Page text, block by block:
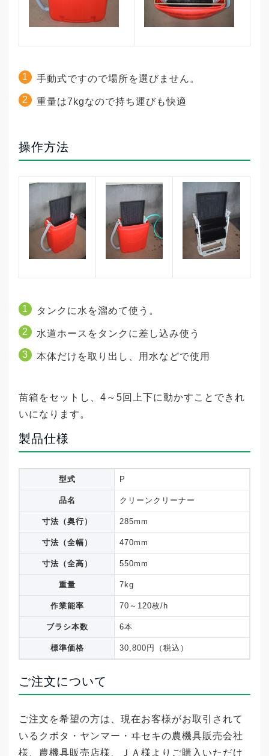
手動式ですので場所を選びません。
重量は7kgなので持ち運びも快適
操作方法
タンクに水を溜めて使う。
水道ホースをタンクに差し込み使う
本体だけを取り出し、用水などで使用
苗箱をセットし、4～5回上下に動かすことできれ
いになります。
製品仕様
型式 P
品名 クリーンクリーナー
寸法（奥行） 285mm
寸法（全幅） 470mm
寸法（全高） 550mm
重量 7kg
作業能率 70～120枚/h
ブラシ本数 6本
標準価格 30,800円（税込）
ご注文について
ご注文を希望の方は、現在お客様がお取引されて
いるクボタ・ヤンマー・ヰセキの農機具販売会社
様、農機具販売店様、ＪＡ様よりご購入いただけ